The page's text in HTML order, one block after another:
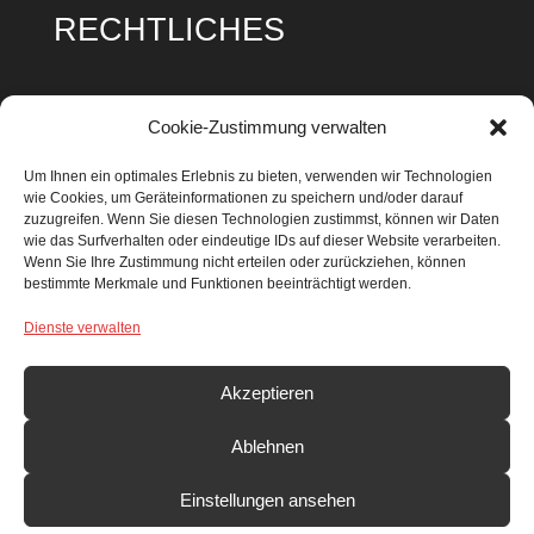
Cookie-Zustimmung verwalten
Um Ihnen ein optimales Erlebnis zu bieten, verwenden wir Technologien
wie Cookies, um Geräteinformationen zu speichern und/oder darauf
zuzugreifen. Wenn Sie diesen Technologien zustimmst, können wir Daten
wie das Surfverhalten oder eindeutige IDs auf dieser Website verarbeiten.
Wenn Sie Ihre Zustimmung nicht erteilen oder zurückziehen, können
bestimmte Merkmale und Funktionen beeinträchtigt werden.
Dienste verwalten
Akzeptieren
Ablehnen
Einstellungen ansehen
RECHTLICHES
Datenschutz
Cookie Richtlinie
SUCHEN & FINDEN
Search Button